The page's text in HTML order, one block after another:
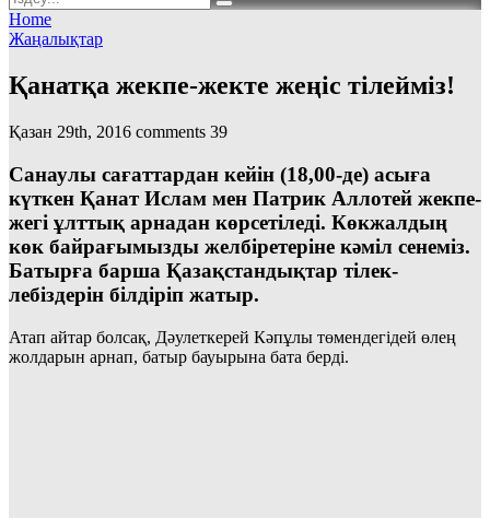
Home
Жаңалықтар
Қанатқа жекпе-жекте жеңіс тілейміз!
Қазан 29th, 2016 comments 39
Санаулы сағаттардан кейін (18,00-де) асыға
күткен Қанат Ислам мен Патрик Аллотей жекпе-
жегі ұлттық арнадан көрсетіледі. Көкжалдың
көк байрағымызды желбіретеріне кәміл сенеміз.
Батырға барша Қазақстандықтар тілек-
лебіздерін білдіріп жатыр.
Атап айтар болсақ, Дәулеткерей Кәпұлы төмендегідей өлең
жолдарын арнап, батыр бауырына бата берді.